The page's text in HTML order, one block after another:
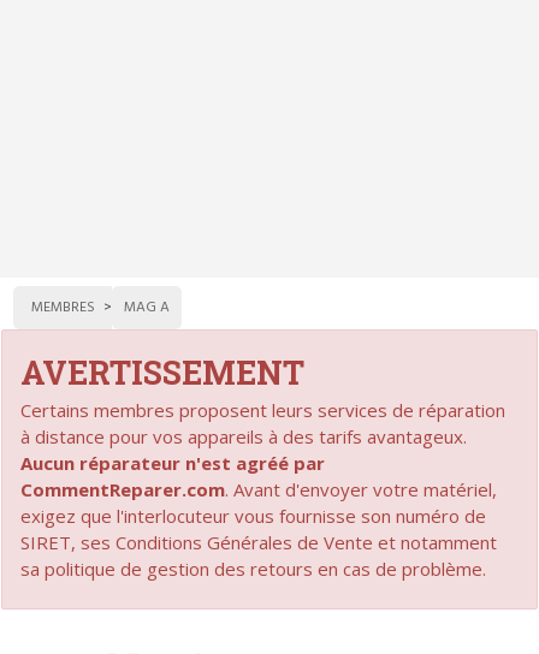
MEMBRES MAG A
AVERTISSEMENT
Certains membres proposent leurs services de réparation
à distance pour vos appareils à des tarifs avantageux.
Aucun réparateur n'est agréé par
CommentReparer.com. Avant d'envoyer votre matériel,
exigez que l'interlocuteur vous fournisse son numéro de
SIRET, ses Conditions Générales de Vente et notamment
sa politique de gestion des retours en cas de problème.